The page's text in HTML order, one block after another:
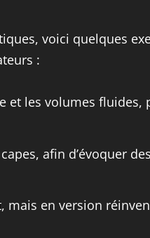
voici quelques
:
et les volumes
afin d’évoquer
mais en version